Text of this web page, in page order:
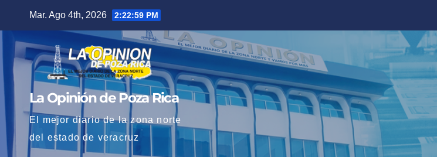
contenido
Mar. Ago 4th, 2026 2:23:00 PM
La Opinión de Poza Rica
El mejor diario de la zona norte
del estado de veracruz